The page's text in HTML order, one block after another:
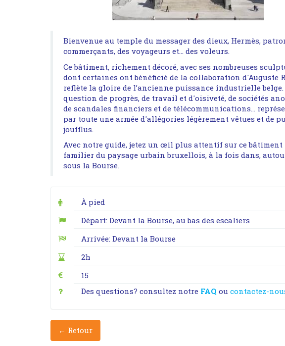
Bienvenue au temple du messager des dieux, Hermès,
commerçants, des voyageurs et… des voleurs.
Ce bâtiment, richement décoré, avec ses nombreuses
dont certaines ont bénéficié de la collaboration d'Auguste
reflète la gloire de l’ancienne puissance industrielle
question de progrès, de travail et d'oisiveté, de sociétés
de scandales financiers et de télécommunications…
par toute une armée d'allégories légèrement vêtues et de
joufflus.
Avec notre guide, jetez un œil plus attentif sur ce bâtiment
familier du paysage urbain bruxellois, à la fois dans,
sous la Bourse.
À pied
Départ: Devant la Bourse, au bas des escaliers
Arrivée: Devant la Bourse
2h
15
Des questions? consultez notre FAQ oucontactez-
← Retour